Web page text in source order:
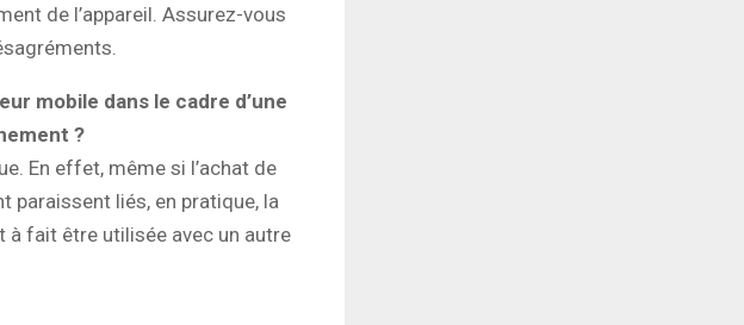
de l’appareil. Assurez-vous
mobile dans le cadre d’une
?
En effet, même si l’achat de
paraissent liés, en pratique, la
à fait être utilisée avec un autre